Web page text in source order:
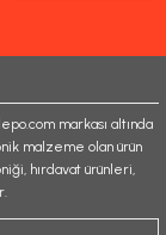
markası altında
malzeme olan ürün
hırdavat ürünleri,